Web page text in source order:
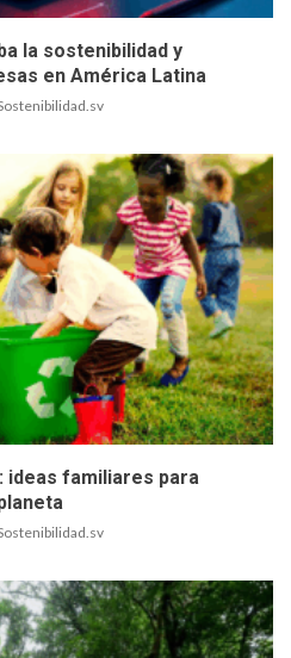
la sostenibilidad y
en América Latina
ideas familiares para